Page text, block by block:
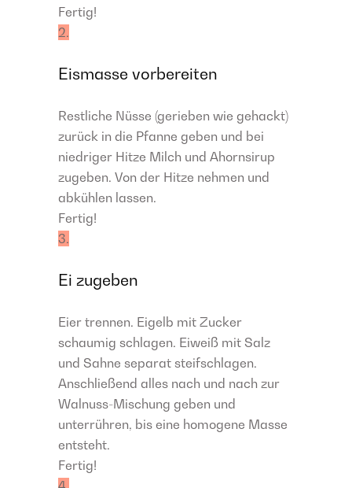
Fertig!
2.
Eismasse vorbereiten
Restliche Nüsse (gerieben wie gehackt)
zurück in die Pfanne geben und bei
niedriger Hitze Milch und Ahornsirup
zugeben. Von der Hitze nehmen und
abkühlen lassen.
Fertig!
3.
Ei zugeben
Eier trennen. Eigelb mit Zucker
schaumig schlagen. Eiweiß mit Salz
und Sahne separat steifschlagen.
Anschließend alles nach und nach zur
Walnuss-Mischung geben und
unterrühren, bis eine homogene Masse
entsteht.
Fertig!